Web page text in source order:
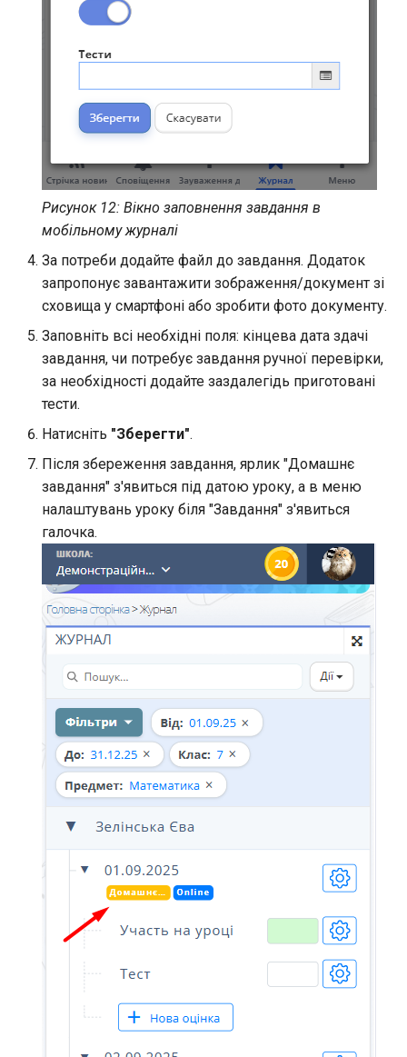
Рисунок 12: Вікно заповнення завдання в
мобільному журналі
За потреби додайте файл до завдання. Додаток
запропонує завантажити зображення/документ зі
сховища у смартфоні або зробити фото документу.
Заповніть всі необхідні поля: кінцева дата здачі
завдання, чи потребує завдання ручної перевірки,
за необхідності додайте заздалегідь приготовані
тести.
Натисніть "Зберегти".
Після збереження завдання, ярлик "Домашнє
завдання" з'явиться під датою уроку, а в меню
налаштувань уроку біля "Завдання" з'явиться
галочка.